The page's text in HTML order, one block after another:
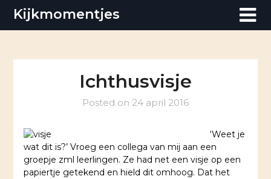
SkipKijkmomentjes
Ichthusvisje
Posted on 24 april 2016
‘Weet je
wat dit is?’ Vroeg een collega van mij aan een
groepje zml leerlingen. Ze had net een visje op een
papiertje getekend en hield dit omhoog. Dat het